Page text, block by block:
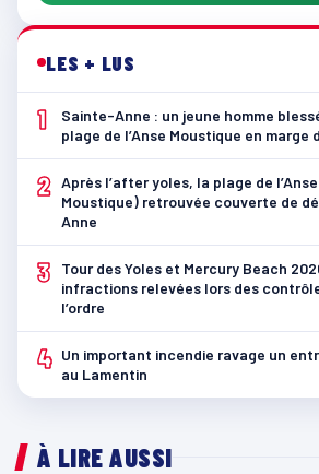
LES + LUS
1
Sainte-Anne : un jeune homme
plage de l’Anse Moustique en marge
2 Après l’after yoles, la plage de
Moustique) retrouvée couverte de
Anne
3
Tour des Yoles et Mercury Beach
infractions relevées lors des
l’ordre
4 Un important incendie ravage un
au Lamentin
À LIRE AUSSI